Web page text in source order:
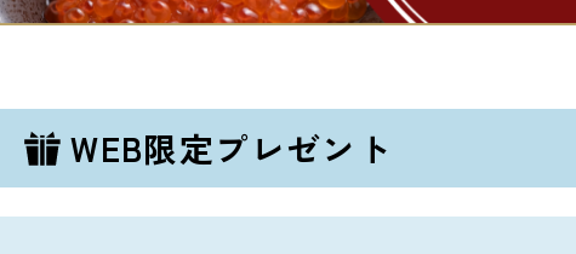
WEB限定プレゼント